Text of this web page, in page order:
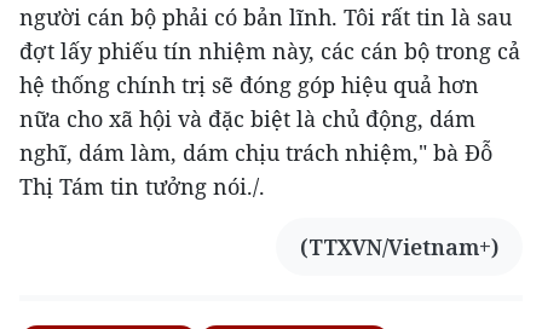
người cán bộ phải có bản lĩnh. Tôi rất tin là sau
đợt lấy phiếu tín nhiệm này, các cán bộ trong cả
hệ thống chính trị sẽ đóng góp hiệu quả hơn
nữa cho xã hội và đặc biệt là chủ động, dám
nghĩ, dám làm, dám chịu trách nhiệm," bà Đỗ
Thị Tám tin tưởng nói./.
(TTXVN/Vietnam+)